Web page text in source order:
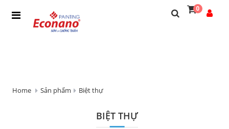
0
Home Sản phẩm Biệt thự
BIỆT THỰ